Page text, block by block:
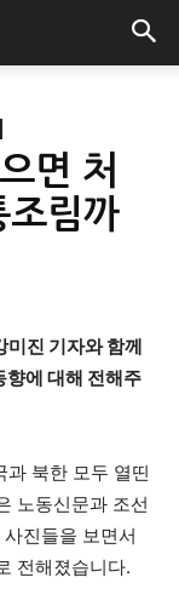
면 처
림까
미진 기자와 함께
향에 대해 전해주
과 북한 모두 열띤
노동신문과 조선
진들을 보면서
전해졌습니다.